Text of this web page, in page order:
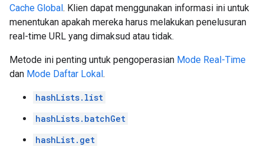
Cache Global. Klien dapat menggunakan informasi ini untuk
menentukan apakah mereka harus melakukan penelusuran
real-time URL yang dimaksud atau tidak.
Metode ini penting untuk pengoperasian Mode Real-Time
dan Mode Daftar Lokal.
hashLists.list
hashLists.batchGet
hashList.get